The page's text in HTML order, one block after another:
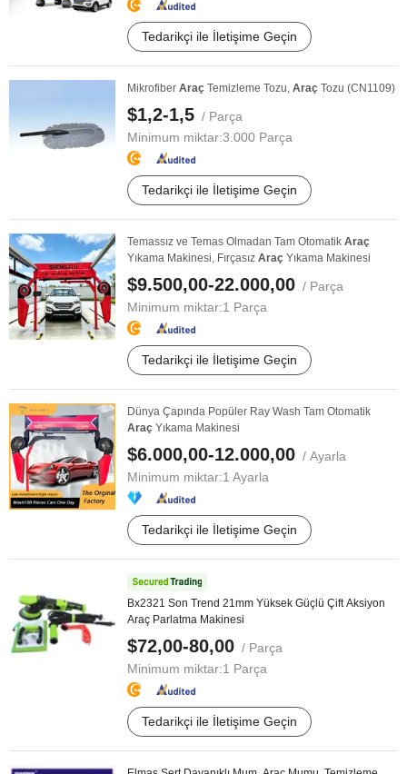
Tedarikçi ile İletişime Geçin
Mikrofiber Araç Temizleme Tozu, Araç Tozu (CN1109)
$1,2-1,5 / Parça
Minimum miktar:3.000 Parça
Tedarikçi ile İletişime Geçin
Temassız ve Temas Olmadan Tam Otomatik Araç
Yıkama Makinesi, Fırçasız Araç Yıkama Makinesi
$9.500,00-22.000,00 / Parça
Minimum miktar:1 Parça
Tedarikçi ile İletişime Geçin
Dünya Çapında Popüler Ray Wash Tam Otomatik
Araç Yıkama Makinesi
$6.000,00-12.000,00 / Ayarla
Minimum miktar:1 Ayarla
Tedarikçi ile İletişime Geçin
Bx2321 Son Trend 21mm Yüksek Güçlü Çift Aksiyon
Araç Parlatma Makinesi
$72,00-80,00 / Parça
Minimum miktar:1 Parça
Tedarikçi ile İletişime Geçin